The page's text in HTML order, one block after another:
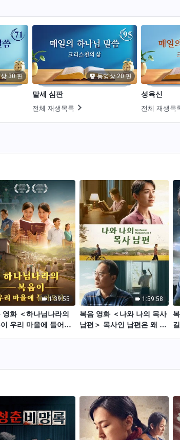
30 편 동영상 20 편
말세 심판
전체 재생목록
성육신
전체 재생목
1:39:55
영화 ＜하나님나라의
우리 마을에 들어오
1:59:58
복음 영화 ＜나와 나의 목사
남편＞ 목사인 남편은 왜 하